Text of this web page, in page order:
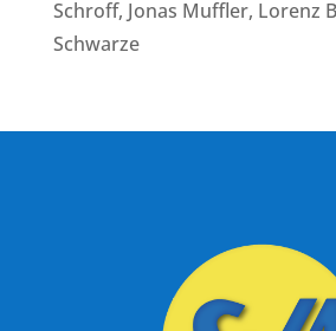
Schroff, Jonas Muffler, Lorenz
Schwarze